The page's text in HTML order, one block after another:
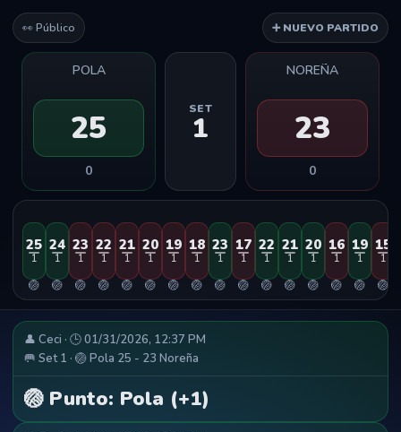
👀 Público ➕ NUEVO PARTIDO
POLA
25
0
SET
1
NOREÑA
23
0
25
1
🏐
24
1
🏐
23
1
🏐
22
1
🏐
21
1
🏐
20
1
🏐
19
1
🏐
18
1
🏐
23
1
🏐
17
1
🏐
22
1
🏐
21
1
🏐
20
1
🏐
16
1
🏐
19
1
🏐
15
1
🏐
👤 Ceci · 🕒 01/31/2026, 12:37 PM
🥅 Set 1 · 🏐 Pola 25 - 23 Noreña
🏐 Punto: Pola (+1)